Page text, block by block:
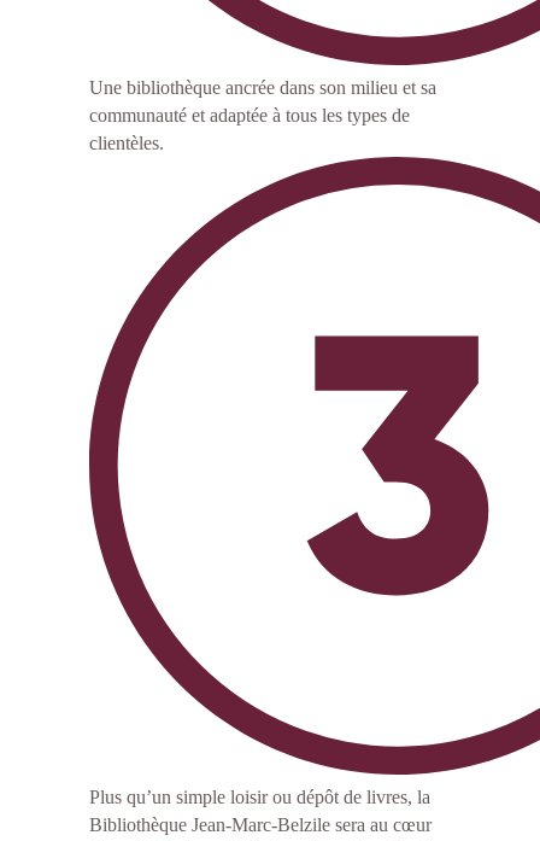
Une bibliothèque ancrée dans son milieu et sa
communauté et adaptée à tous les types de
clientèles.
Plus qu’un simple loisir ou dépôt de livres, la
Bibliothèque Jean-Marc-Belzile sera au cœur